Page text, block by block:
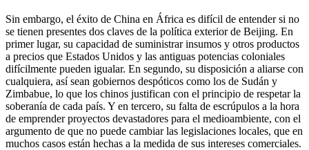
Sin embargo, el éxito de China en África es difícil de entender si no
se tienen presentes dos claves de la política exterior de Beijing. En
primer lugar, su capacidad de suministrar insumos y otros productos
a precios que Estados Unidos y las antiguas potencias coloniales
difícilmente pueden igualar. En segundo, su disposición a aliarse con
cualquiera, así sean gobiernos despóticos como los de Sudán y
Zimbabue, lo que los chinos justifican con el principio de respetar la
soberanía de cada país. Y en tercero, su falta de escrúpulos a la hora
de emprender proyectos devastadores para el medioambiente, con el
argumento de que no puede cambiar las legislaciones locales, que en
muchos casos están hechas a la medida de sus intereses comerciales.